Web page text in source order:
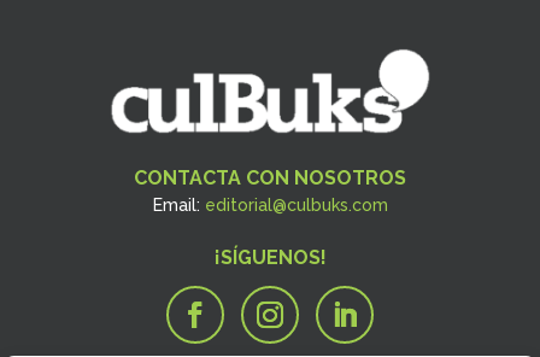
CONTACTA CON NOSOTROS
Email: editorial@culbuks.com
¡SÍGUENOS!